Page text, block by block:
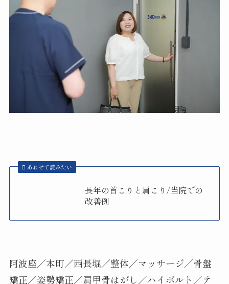
あわせて読みたい
長年の首こりと肩こり/当院での
改善例
阿波座／本町／西長堀／整体／マッサージ／骨盤
矯正／姿勢矯正／肩甲骨はがし／ハイボルト／テ